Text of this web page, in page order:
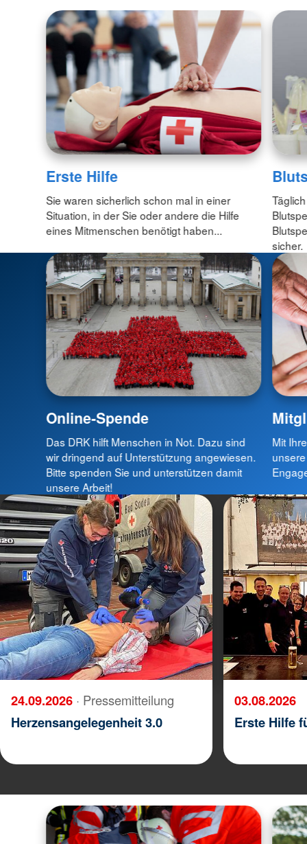
Erste Hilfe
Sie waren sicherlich schon mal in einer
Situation, in der Sie oder andere die Hilfe
eines Mitmenschen benötigt haben...
sicher.
Online-Spende
Das DRK hilft Menschen in Not. Dazu sind
wir dringend auf Unterstützung angewiesen.
Bitte spenden Sie und unterstützen damit
unsere Arbeit!
Mit
24.09.2026 · Pressemitteilung
Herzensangelegenheit 3.0
03.08.2026
Erste Hilfe